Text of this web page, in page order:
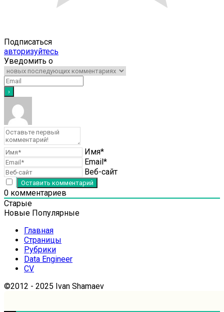
Подписаться
авторизуйтесь
Уведомить о
Имя*
Email*
Веб-сайт
0 комментариев
Старые
Новые Популярные
Главная
Страницы
Рубрики
Data Engineer
CV
©2012 - 2025 Ivan Shamaev